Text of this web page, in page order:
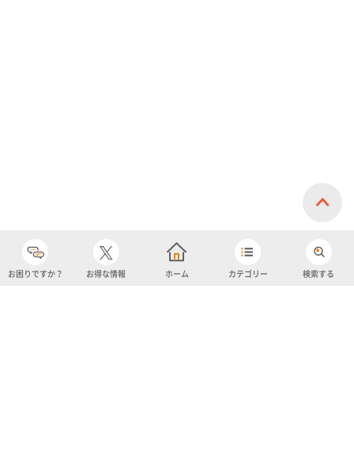
お困りですか？ お得な情報 ホーム カテゴリー 検索する